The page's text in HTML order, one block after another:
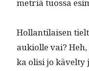
metriä tuos­sa
Hol­lan­ti­laisen
auki­olle vai?
ka olisi jo kävel­ty